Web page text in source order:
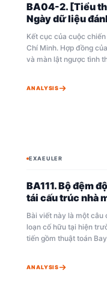
BA04-2. [Tiểu
Ngày dữ liệu
Kết cục của cuộc
Chí Minh. Hợp đồng
và màn lật ngược tình
ANALYSIS
BAYESIAN
EXAEULER
BA111. Bộ đệm
tái cấu trúc nhà
Bài viết này là một câu
loạn cố hữu tại hiện
tiến gồm thuật toán
lịch ngược để kiểm
ANALYSIS